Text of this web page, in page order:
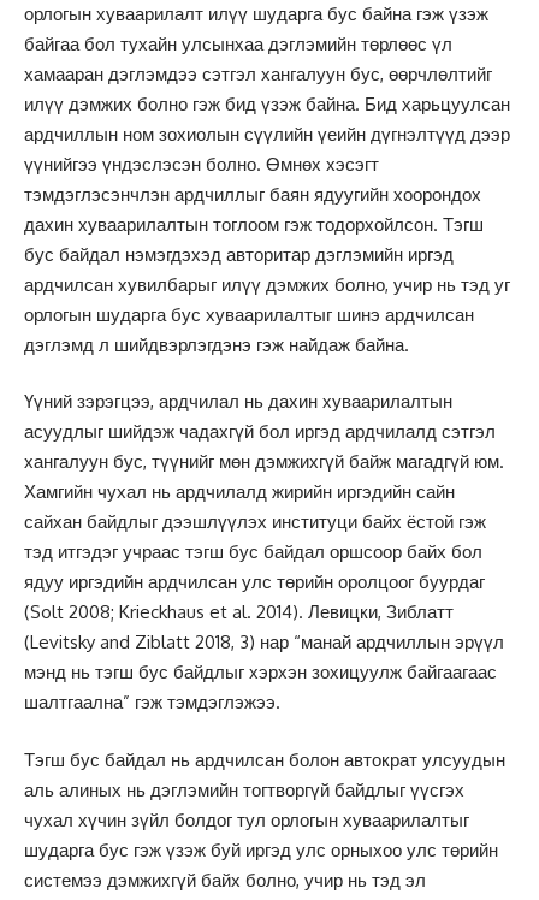
орлогын хуваарилалт илүү шударга бус байна гэж үзэж
байгаа бол тухайн улсынхаа дэглэмийн төрлөөс үл
хамааран дэглэмдээ сэтгэл хангалуун бус, өөрчлөлтийг
илүү дэмжих болно гэж бид үзэж байна. Бид харьцуулсан
ардчиллын ном зохиолын сүүлийн үеийн дүгнэлтүүд дээр
үүнийгээ үндэслэсэн болно. Өмнөх хэсэгт
тэмдэглэсэнчлэн ардчиллыг баян ядуугийн хоорондох
дахин хуваарилалтын тоглоом гэж тодорхойлсон. Тэгш
бус байдал нэмэгдэхэд авторитар дэглэмийн иргэд
ардчилсан хувилбарыг илүү дэмжих болно, учир нь тэд уг
орлогын шударга бус хуваарилалтыг шинэ ардчилсан
дэглэмд л шийдвэрлэгдэнэ гэж найдаж байна.
Үүний зэрэгцээ, ардчилал нь дахин хуваарилалтын
асуудлыг шийдэж чадахгүй бол иргэд ардчилалд сэтгэл
хангалуун бус, түүнийг мөн дэмжихгүй байж магадгүй юм.
Хамгийн чухал нь ардчилалд жирийн иргэдийн сайн
сайхан байдлыг дээшлүүлэх институци байх ёстой гэж
тэд итгэдэг учраас тэгш бус байдал оршсоор байх бол
ядуу иргэдийн ардчилсан улс төрийн оролцоог буурдаг
(Solt 2008; Krieckhaus et al. 2014). Левицки, Зиблатт
(Levitsky and Ziblatt 2018, 3) нар “манай ардчиллын эрүүл
мэнд нь тэгш бус байдлыг хэрхэн зохицуулж байгаагаас
шалтгаална” гэж тэмдэглэжээ.
Тэгш бус байдал нь ардчилсан болон автократ улсуудын
аль алиных нь дэглэмийн тогтворгүй байдлыг үүсгэх
чухал хүчин зүйл болдог тул орлогын хуваарилалтыг
шударга бус гэж үзэж буй иргэд улс орныхоо улс төрийн
системээ дэмжихгүй байх болно, учир нь тэд эл